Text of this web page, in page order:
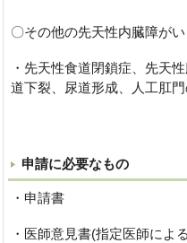
〇その他の先天性内臓障がい
・先天性食道閉鎖症、先天
道下裂、尿道形成、人工肛
申請に必要なもの
・申請書
・医師意見書(指定医師によ